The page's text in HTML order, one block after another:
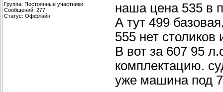
Группа: Постоянные участники
Сообщений: 277
Статус: Оффлайн
наша цена 535 в
А тут 499
555 нет столиков
В вот за 607 95
комплектацию.
уже машина под